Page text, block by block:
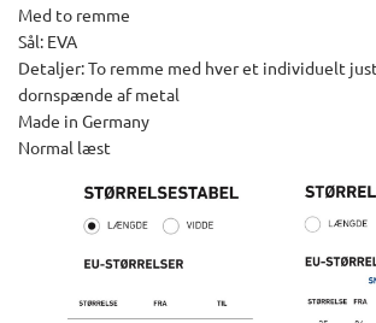
Med to remme
Sål: EVA
Detaljer: To remme med hver et individuelt
dornspænde af metal
Made in Germany
Normal læst